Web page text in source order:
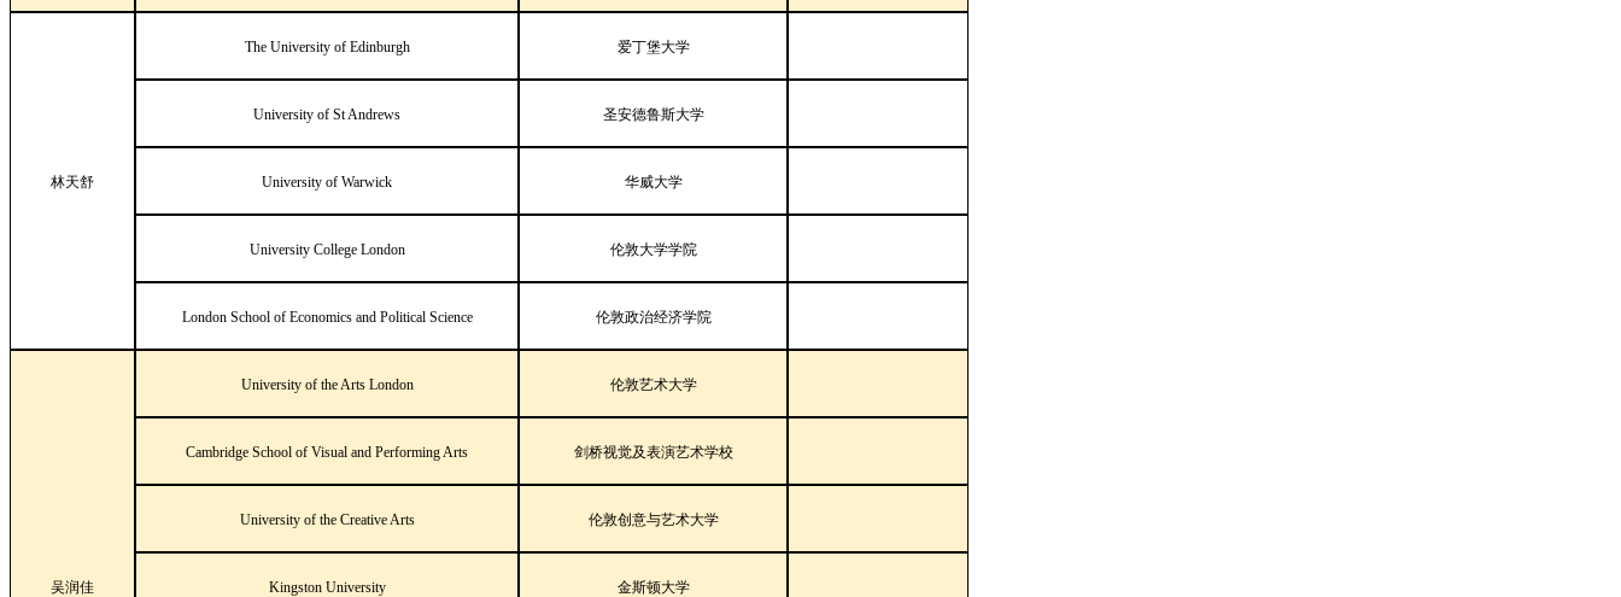
林天舒
The University of Edinburgh 爱丁堡大学
University of St Andrews 圣安德鲁斯大学
University of Warwick 华威大学
University College London 伦敦大学学院
London School of Economics and Political Science 伦敦政治经济学院
吴润佳
University of the Arts London 伦敦艺术大学
Cambridge School of Visual and Performing Arts 剑桥视觉及表演艺术学校
University of the Creative Arts 伦敦创意与艺术大学
Kingston University 金斯顿大学